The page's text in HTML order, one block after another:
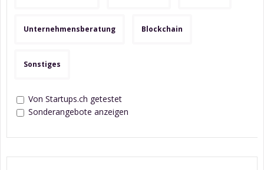
Unternehmensberatung Blockchain
Sonstiges
Von Startups.ch getestet
Sonderangebote anzeigen